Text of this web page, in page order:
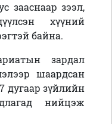
зааснаар зээл,
хүүний
байна.
зардал
шаардсан
дугаар зүйлийн
нийцэж